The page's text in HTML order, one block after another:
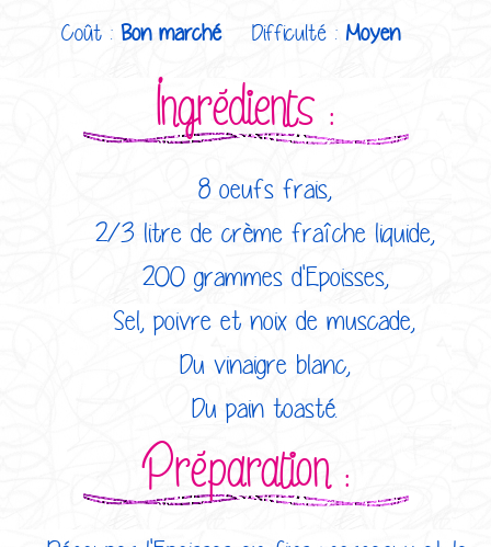
Coût : Bon marché Difficulté : Moyen
Ingrédients :
8 oeufs frais,
2/3 litre de crème fraîche liquide,
200 grammes d'Epoisses,
Sel, poivre et noix de muscade,
Du vinaigre blanc,
Du pain toasté.
Préparation :